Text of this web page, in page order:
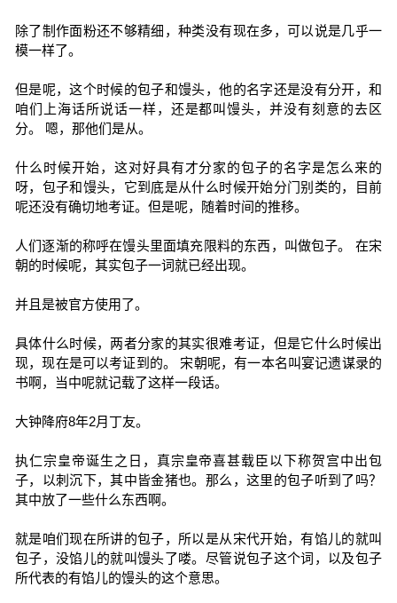
除了制作面粉还不够精细，种类没有现在多，可以说是几乎一
模一样了。
但是呢，这个时候的包子和馒头，他的名字还是没有分开，和
咱们上海话所说话一样，还是都叫馒头，并没有刻意的去区
分。 嗯，那他们是从。
什么时候开始，这对好具有才分家的包子的名字是怎么来的
呀，包子和馒头，它到底是从什么时候开始分门别类的，目前
呢还没有确切地考证。但是呢，随着时间的推移。
人们逐渐的称呼在馒头里面填充限料的东西，叫做包子。 在宋
朝的时候呢，其实包子一词就已经出现。
并且是被官方使用了。
具体什么时候，两者分家的其实很难考证，但是它什么时候出
现，现在是可以考证到的。 宋朝呢，有一本名叫宴记遗谋录的
书啊，当中呢就记载了这样一段话。
大钟降府8年2月丁友。
执仁宗皇帝诞生之日，真宗皇帝喜甚载臣以下称贺宫中出包
子，以刺沉下，其中皆金猪也。那么，这里的包子听到了吗？
其中放了一些什么东西啊。
就是咱们现在所讲的包子，所以是从宋代开始，有馅儿的就叫
包子，没馅儿的就叫馒头了喽。尽管说包子这个词，以及包子
所代表的有馅儿的馒头的这个意思。